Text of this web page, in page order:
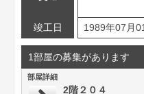
竣工日 1989年07月
1部屋の募集があります
部屋詳細
2階２０４